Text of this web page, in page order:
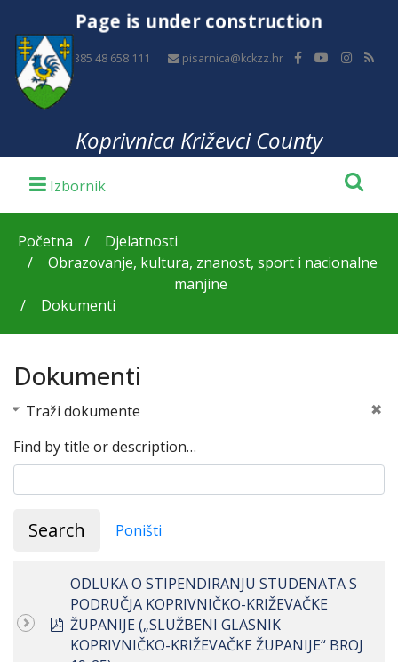
Page is under construction
+385 48 658 111 pisarnica@kckzz.hr
Koprivnica Križevci County
Početna
Djelatnosti
Obrazovanje, kultura, znanost, sport i nacionalne
manjine
Dokumenti
Dokumenti
Traži dokumente
Find by title or description…
Search Poništi
pdf
ODLUKA O STIPENDIRANJU STUDENATA S
PODRUČJA KOPRIVNIČKO-KRIŽEVAČKE
ŽUPANIJE („SLUŽBENI GLASNIK
KOPRIVNIČKO-KRIŽEVAČKE ŽUPANIJE“ BROJ